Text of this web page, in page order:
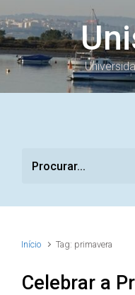
Skip to main content
Início Tag: primavera
Celebrar a